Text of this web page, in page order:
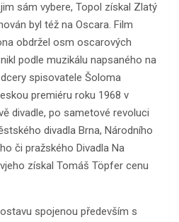
sám vybere, Topol získal Zlatý
byl též na Oscara. Film
obdržel osm oscarových
podle muzikálu napsaného na
spisovatele Šoloma
premiéru roku 1968 v
divadle, po sametové revoluci
divadla Brna, Národního
či pražského Divadla Na
získal Tomáš Töpfer cenu
spojenou především s